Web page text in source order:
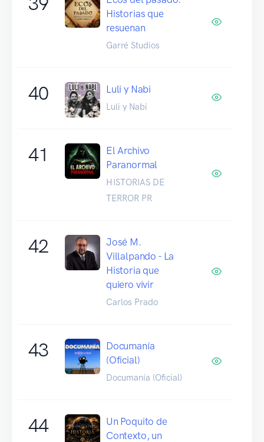
Historias que
resuenan
Garré Studios
40 Luli y Nabi
Luli y Nabi
41
El Archivo
Paranormal
HISTORIAS DE
TERROR PR
42
José M.
Villalpando - La
Historia que
quiero vivir
Carlos Prado
43
Documanía
(Oficial)
Documanía (Oficial)
44
Un Poquito de
Contexto, un